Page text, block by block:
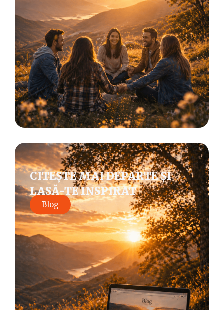
CITEȘTE MAI DEPARTE ȘI
LASĂ-TE INSPIRAT
Blog